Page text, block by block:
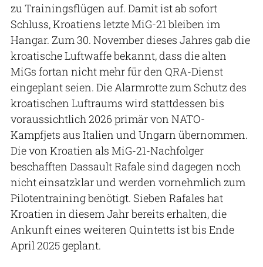
zu Trainingsflügen auf. Damit ist ab sofort
Schluss, Kroatiens letzte MiG-21 bleiben im
Hangar. Zum 30. November dieses Jahres gab die
kroatische Luftwaffe bekannt, dass die alten
MiGs fortan nicht mehr für den QRA-Dienst
eingeplant seien. Die Alarmrotte zum Schutz des
kroatischen Luftraums wird stattdessen bis
voraussichtlich 2026 primär von NATO-
Kampfjets aus Italien und Ungarn übernommen.
Die von Kroatien als MiG-21-Nachfolger
beschafften Dassault Rafale sind dagegen noch
nicht einsatzklar und werden vornehmlich zum
Pilotentraining benötigt. Sieben Rafales hat
Kroatien in diesem Jahr bereits erhalten, die
Ankunft eines weiteren Quintetts ist bis Ende
April 2025 geplant.